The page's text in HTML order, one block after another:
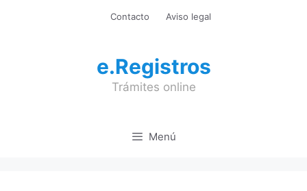
Contacto Aviso legal
e.Registros
Trámites online
Menú